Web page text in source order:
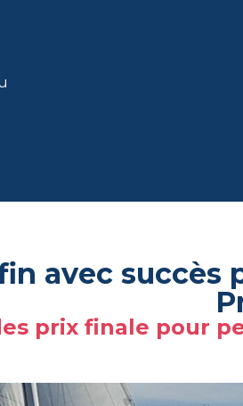
avec
prix finale pour